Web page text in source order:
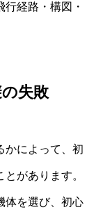
経路・構図・
失敗
かによって、初
があります。
体を選び、初心